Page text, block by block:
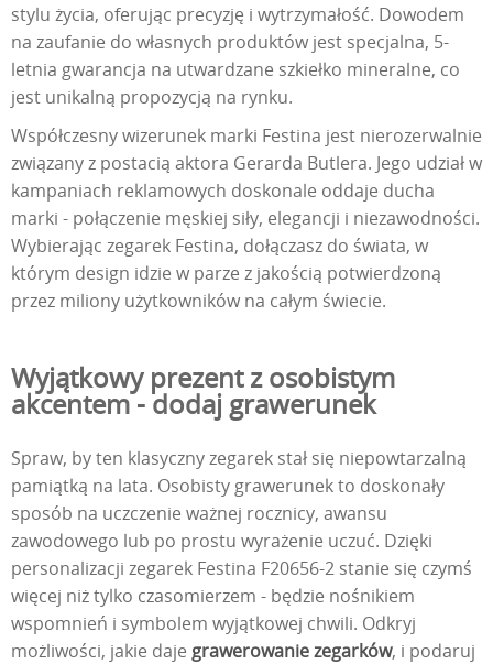
stylu życia, oferując precyzję i wytrzymałość. Dowodem
na zaufanie do własnych produktów jest specjalna, 5-
letnia gwarancja na utwardzane szkiełko mineralne, co
jest unikalną propozycją na rynku.
Współczesny wizerunek marki Festina jest nierozerwalnie
związany z postacią aktora Gerarda Butlera. Jego udział w
kampaniach reklamowych doskonale oddaje ducha
marki - połączenie męskiej siły, elegancji i niezawodności.
Wybierając zegarek Festina, dołączasz do świata, w
którym design idzie w parze z jakością potwierdzoną
przez miliony użytkowników na całym świecie.
Wyjątkowy prezent z osobistym
akcentem - dodaj grawerunek
Spraw, by ten klasyczny zegarek stał się niepowtarzalną
pamiątką na lata. Osobisty grawerunek to doskonały
sposób na uczczenie ważnej rocznicy, awansu
zawodowego lub po prostu wyrażenie uczuć. Dzięki
personalizacji zegarek Festina F20656-2 stanie się czymś
więcej niż tylko czasomierzem - będzie nośnikiem
wspomnień i symbolem wyjątkowej chwili. Odkryj
możliwości, jakie daje grawerowanie zegarków, i podaruj